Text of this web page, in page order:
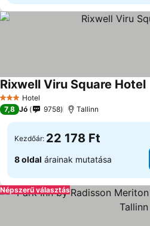
3 Kategória
Hotel
Rixwell Viru Square Hotel
7,8 Jó 9758 Tallinn
Kezdőár: 22 178 Ft
8 oldal árainak mutatása
Népszerű választás